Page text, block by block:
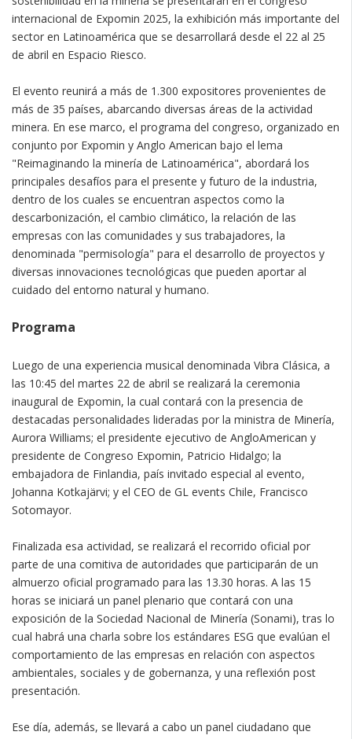
internacional de Expomin 2025, la exhibición más importante del
sector en Latinoamérica que se desarrollará desde el 22 al 25
de abril en Espacio Riesco.
El evento reunirá a más de 1.300 expositores provenientes de
más de 35 países, abarcando diversas áreas de la actividad
minera. En ese marco, el programa del congreso, organizado en
conjunto por Expomin y Anglo American bajo el lema
"Reimaginando la minería de Latinoamérica", abordará los
principales desafíos para el presente y futuro de la industria,
dentro de los cuales se encuentran aspectos como la
descarbonización, el cambio climático, la relación de las
empresas con las comunidades y sus trabajadores, la
denominada "permisología" para el desarrollo de proyectos y
diversas innovaciones tecnológicas que pueden aportar al
cuidado del entorno natural y humano.
Programa
Luego de una experiencia musical denominada Vibra Clásica, a
las 10:45 del martes 22 de abril se realizará la ceremonia
inaugural de Expomin, la cual contará con la presencia de
destacadas personalidades lideradas por la ministra de Minería,
Aurora Williams; el presidente ejecutivo de AngloAmerican y
presidente de Congreso Expomin, Patricio Hidalgo; la
embajadora de Finlandia, país invitado especial al evento,
Johanna Kotkajärvi; y el CEO de GL events Chile, Francisco
Sotomayor.
Finalizada esa actividad, se realizará el recorrido oficial por
parte de una comitiva de autoridades que participarán de un
almuerzo oficial programado para las 13.30 horas. A las 15
horas se iniciará un panel plenario que contará con una
exposición de la Sociedad Nacional de Minería (Sonami), tras lo
cual habrá una charla sobre los estándares ESG que evalúan el
comportamiento de las empresas en relación con aspectos
ambientales, sociales y de gobernanza, y una reflexión post
presentación.
Ese día, además, se llevará a cabo un panel ciudadano que